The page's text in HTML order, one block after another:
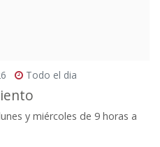
Todo el dia
y miércoles de 9 horas a